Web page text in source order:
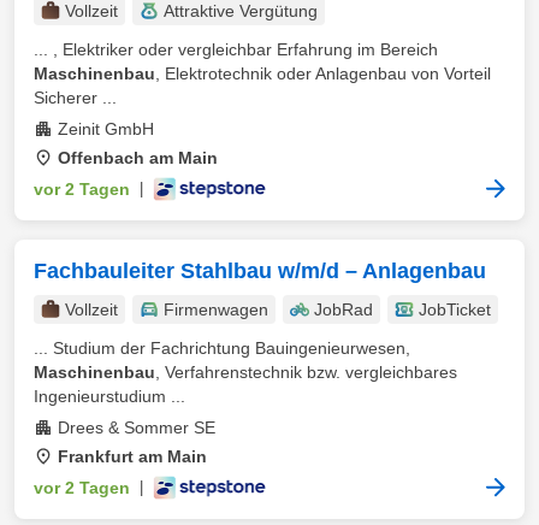
Vollzeit
Attraktive Vergütung
... , Elektriker oder vergleichbar Erfahrung im Bereich
Maschinenbau , Elektrotechnik oder Anlagenbau von Vorteil
Sicherer ...
Zeinit GmbH
Offenbach am Main
vor 2 Tagen
Fachbauleiter Stahlbau w/m/d – Anlagenbau
Vollzeit Firmenwagen JobRad
JobTicket
... Studium der Fachrichtung Bauingenieurwesen,
Maschinenbau , Verfahrenstechnik bzw. vergleichbares
Ingenieurstudium ...
Drees & Sommer SE
Frankfurt am Main
vor 2 Tagen